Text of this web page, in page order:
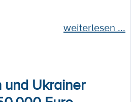
weiterlesen ...
und Ukrainer